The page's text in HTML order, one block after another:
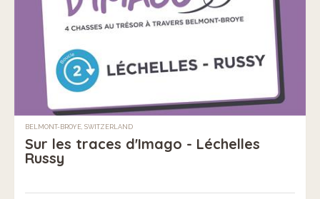
BELMONT-BROYE, SWITZERLAND
Sur les traces d'Imago - Léchelles
Russy